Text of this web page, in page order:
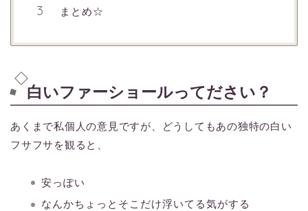
まとめ☆
白いファーショールってださい？
あくまで私個人の意見ですが、どうしてもあの独特の白い
フサフサを観ると、
安っぽい
なんかちょっとそこだけ浮いてる気がする